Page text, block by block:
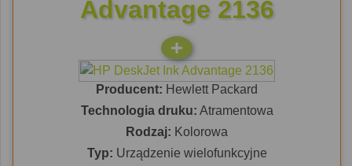
Advantage 2136
Producent: Hewlett Packard
Technologia druku: Atramentowa
Rodzaj: Kolorowa
Typ: Urządzenie wielofunkcyjne